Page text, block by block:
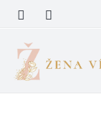
obsah